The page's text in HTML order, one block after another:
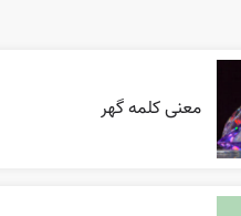
معنی کلمه گهر